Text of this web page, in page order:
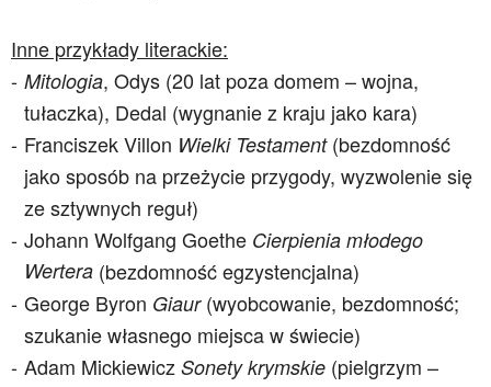
Inne przykłady literackie:
Mitologia, Odys (20 lat poza domem – wojna,
tułaczka), Dedal (wygnanie z kraju jako kara)
Franciszek Villon Wielki Testament (bezdomność
jako sposób na przeżycie przygody, wyzwolenie się
ze sztywnych reguł)
Johann Wolfgang Goethe Cierpienia młodego
Wertera (bezdomność egzystencjalna)
George Byron Giaur(wyobcowanie, bezdomność;
szukanie własnego miejsca w świecie)
Adam Mickiewicz Sonety krymskie (pielgrzym –